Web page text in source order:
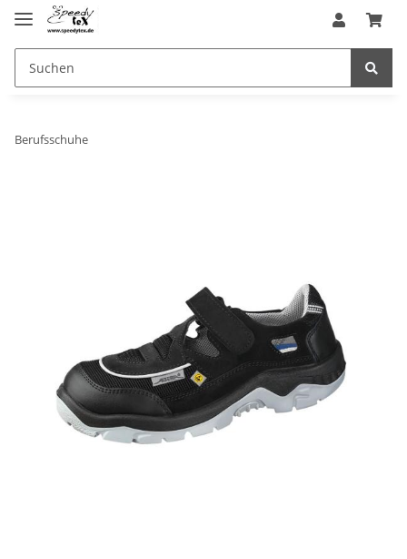
Berufsschuhe